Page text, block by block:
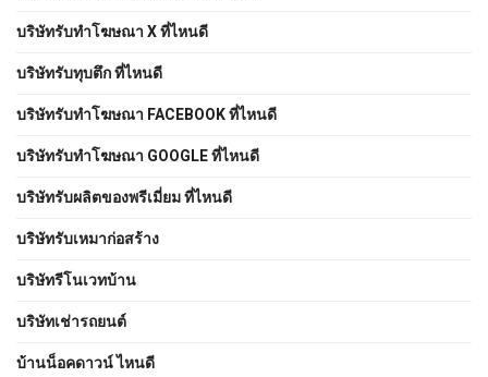
บริษัทรับทำโฆษณา X ที่ไหนดี
บริษัทรับทุบตึก ที่ไหนดี
บริษัทรับทําโฆษณา FACEBOOK ที่ไหนดี
บริษัทรับทําโฆษณา GOOGLE ที่ไหนดี
บริษัทรับผลิตของพรีเมี่ยม ที่ไหนดี
บริษัทรับเหมาก่อสร้าง
บริษัทรีโนเวทบ้าน
บริษัทเช่ารถยนต์
บ้านน็อคดาวน์ ไหนดี